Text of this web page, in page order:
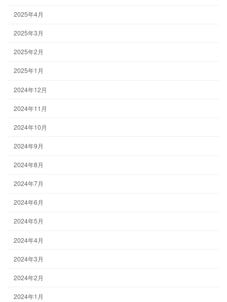
2025年4月
2025年3月
2025年2月
2025年1月
2024年12月
2024年11月
2024年10月
2024年9月
2024年8月
2024年7月
2024年6月
2024年5月
2024年4月
2024年3月
2024年2月
2024年1月